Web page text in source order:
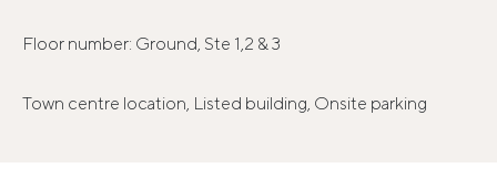
Floor number: Ground, Ste 1,2 & 3
Town centre location, Listed building, Onsite parking